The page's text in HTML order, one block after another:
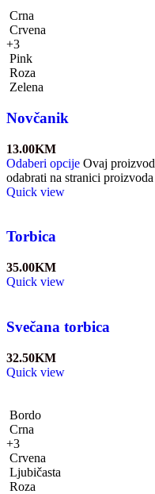
Crna
Crvena
+3
Pink
Roza
Zelena
Novčanik
13.00KM
Odaberi opcije Ovaj
odabrati na stranici proizvoda
Quick view
Torbica
35.00KM
Quick view
Svečana torbica
32.50KM
Quick view
Bordo
Crna
+3
Crvena
Ljubičasta
Roza